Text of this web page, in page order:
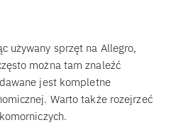
używany sprzęt na Allegro,
można tam znaleźć
jest kompletne
Warto także rozejrzeć